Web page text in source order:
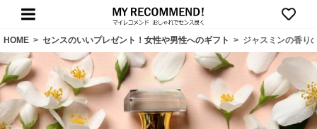
HOME > センスのいいプレゼント！女性や男性へのギフト > ジャスミンの香り